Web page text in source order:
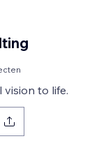
vision to life.